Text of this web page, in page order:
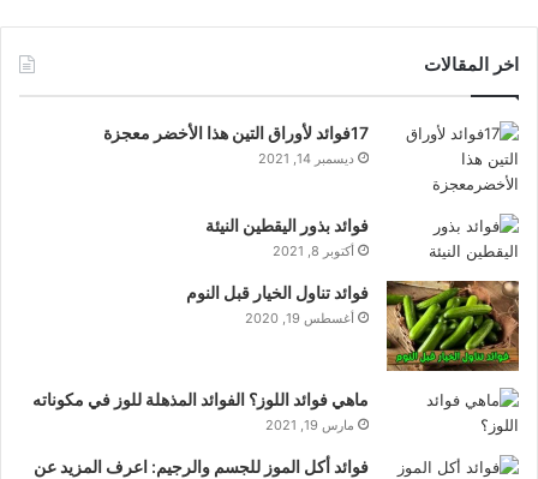
اخر المقالات
17فوائد لأوراق التين هذا الأخضر معجزة
ديسمبر 14, 2021
فوائد بذور اليقطين النيئة
أكتوبر 8, 2021
فوائد تناول الخيار قبل النوم
أغسطس 19, 2020
ماهي فوائد اللوز؟ الفوائد المذهلة للوز في مكوناته
مارس 19, 2021
فوائد أكل الموز للجسم والرجيم: اعرف المزيد عن